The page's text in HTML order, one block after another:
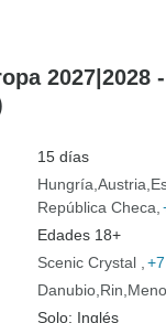
2027|2028
15 días
Hungría Austria
República Checa
Edades 18+
Scenic Crystal
Danubio Rin Meno
Solo: Inglés